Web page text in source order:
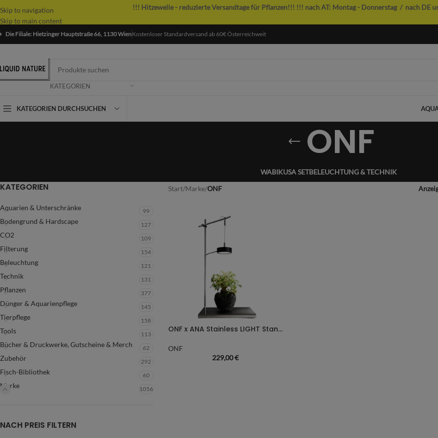
Skip to navigation
Skip to main content
!!! Hitzewelle - reduzierte Versandtage für Pflanzen!!! !!! nach AT: Montag - Donnerstag / nach DE
Die Filiale: Hietzinger Hauptstraße 66, 1130 WienKostenloser Standardversand ab 60€ Österreichweit
KATEGORIEN
KATEGORIEN DURCHSUCHEN
ONF
WABIKUSA SETBELEUCHTUNG & TECHNIK
KATEGORIEN
Aquarien & Unterschränke 99
Bodengrund & Hardscape 127
CO2 109
Filterung 154
Beleuchtung 121
Technik 131
Pflanzen 377
Dünger & Aquarienpflege 145
Tierpflege 158
Tools 113
Bücher & Druckwerke, Gutscheine & Merch 62
Zubehör 292
Fisch-Bibliothek 60
Marke 1056
NACH PREIS FILTERN
Start/Marke/ONF
ONF x ANA Stainless LIGHT Stand Set
ONF
229,00€